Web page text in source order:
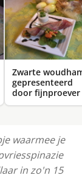
Zwarte
gepresenteerd
door fijnproever
waarmee je
in zo'n 15